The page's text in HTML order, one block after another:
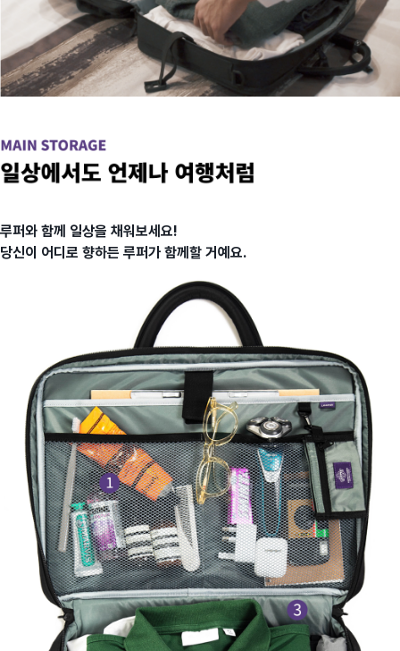
루퍼와 함께 일상을 채워보세요!
당신이 어디로 향하든 루퍼가 함께할 거예요.